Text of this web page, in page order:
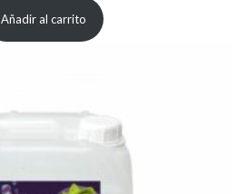
Añadir al carrito